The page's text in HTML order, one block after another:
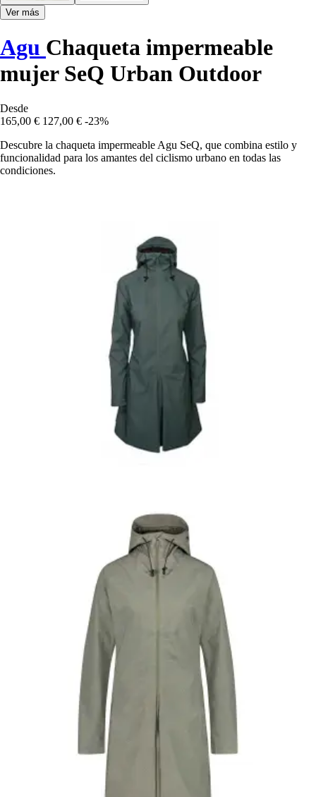
Ver más
Agu Chaqueta impermeable
mujer SeQ Urban Outdoor
Desde
165,00 € 127,00 € -23%
Descubre la chaqueta impermeable Agu SeQ, que combina estilo y
funcionalidad para los amantes del ciclismo urbano en todas las
condiciones.